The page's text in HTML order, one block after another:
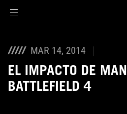
MAR 14, 2014
EL IMPACTO DE
BATTLEFIELD 4